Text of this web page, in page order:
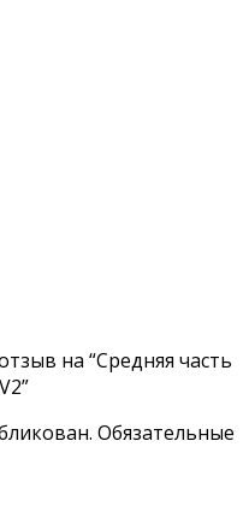
на “Средняя часть
Обязательные